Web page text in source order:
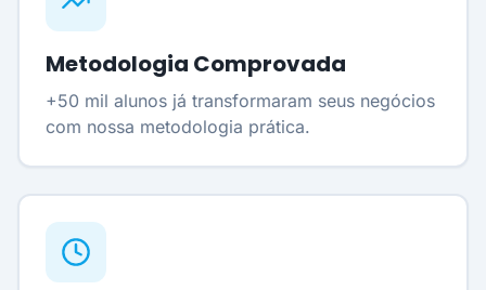
Metodologia Comprovada
+50 mil alunos já transformaram seus negócios
com nossa metodologia prática.